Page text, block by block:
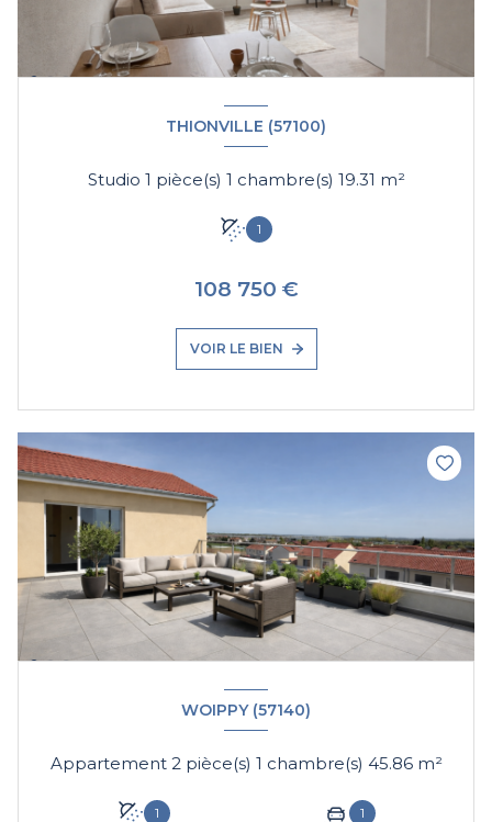
THIONVILLE (57100)
Studio 1 pièce(s) 1 chambre(s) 19.31 m²
1
108 750 €
VOIR LE BIEN
WOIPPY (57140)
Appartement 2 pièce(s) 1 chambre(s) 45.86 m²
1 1